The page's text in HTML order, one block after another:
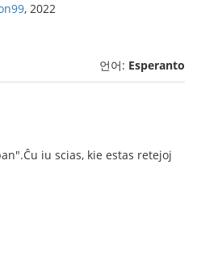
, 2022
언어: Esperanto
iu scias, kie estas retejoj